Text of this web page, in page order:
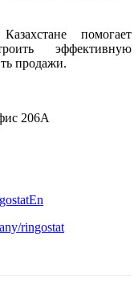
помогает
эффективную
продажи.
206А
ringostat